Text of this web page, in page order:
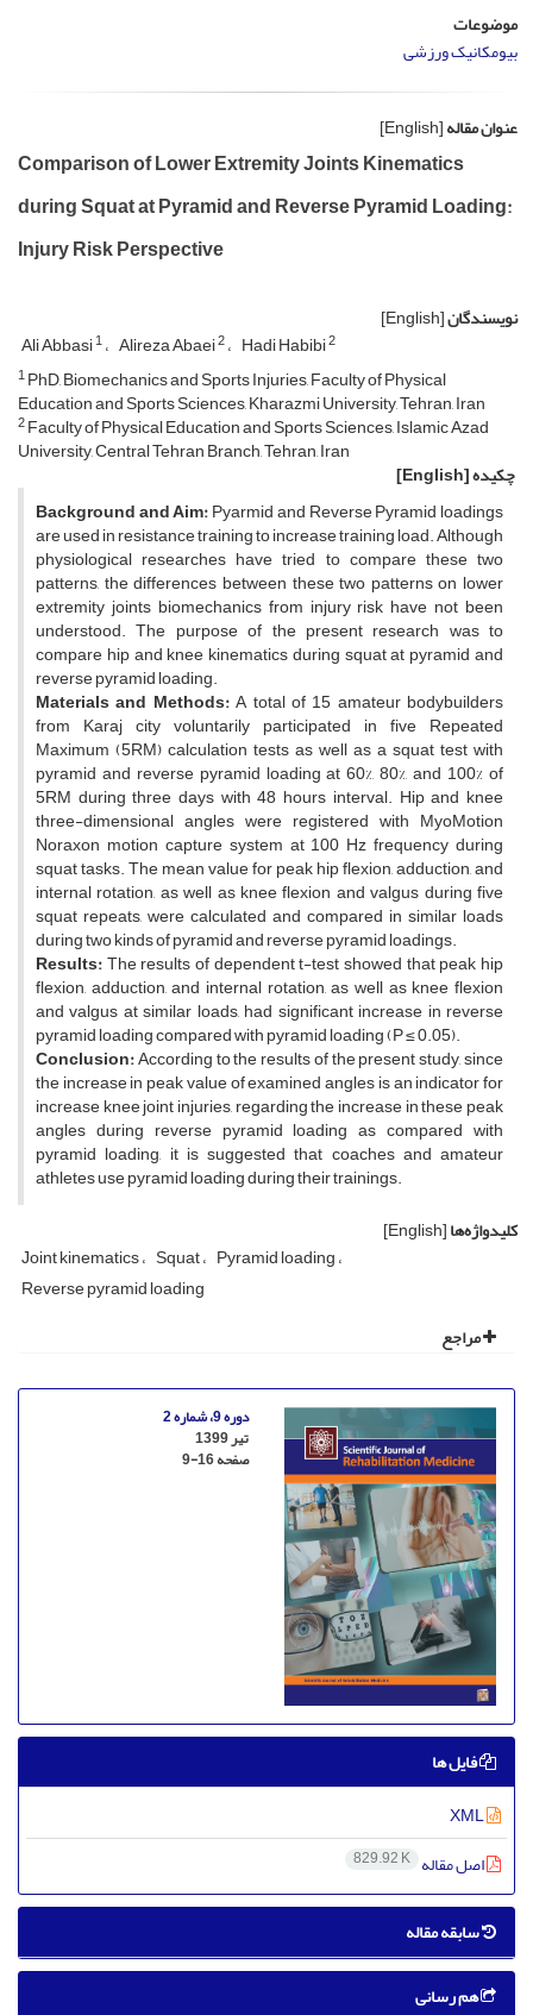
موضوعات
بیومکانیک ورزشی
عنوان مقاله[English]
Comparison of Lower Extremity Joints Kinematics
during Squat at Pyramid and Reverse Pyramid Loading:
Injury Risk Perspective
نویسندگان[English]
Ali Abbasi1 Alireza Abaei2 Hadi Habibi2
1PhD, Biomechanics and Sports Injuries, Faculty of Physical
Education and Sports Sciences, Kharazmi University, Tehran, Iran
2Faculty of Physical Education and Sports Sciences, Islamic Azad
University, Central Tehran Branch, Tehran, Iran
چکیده[English]
Background and Aim:Pyarmid and Reverse Pyramid loadings
are used in resistance training to increase training load. Although
physiological researches have tried to compare these two
patterns, the differences between these two patterns on lower
extremity joints biomechanics from injury risk have not been
understood. The purpose of the present research was to
compare hip and knee kinematics during squat at pyramid and
reverse pyramid loading.
Materials and Methods:A total of 15 amateur bodybuilders
from Karaj city voluntarily participated in five Repeated
Maximum (5RM) calculation tests as well as a squat test with
pyramid and reverse pyramid loading at 60%, 80%, and 100% of
5RM during three days with 48 hours interval. Hip and knee
three-dimensional angles were registered with MyoMotion
Noraxon motion capture system at 100 Hz frequency during
squat tasks. The mean value for peak hip flexion, adduction, and
internal rotation, as well as knee flexion and valgus during five
squat repeats, were calculated and compared in similar loads
during two kinds of pyramid and reverse pyramid loadings.
Results:The results of dependent t-test showed that peak hip
flexion, adduction, and internal rotation, as well as knee flexion
and valgus at similar loads, had significant increase in reverse
pyramid loading compared with pyramid loading (P ≤ 0.05).
Conclusion:According to the results of the present study, since
the increase in peak value of examined angles is an indicator for
increase knee joint injuries, regarding the increase in these peak
angles during reverse pyramid loading as compared with
pyramid loading, it is suggested that coaches and amateur
athletes use pyramid loading during their trainings.
کلیدواژه‌ها[English]
Joint kinematics Squat Pyramid loading
Reverse pyramid loading
مراجع
دوره 9، شماره 2
تیر 1399
صفحه9-16
فایل ها
اصل مقاله 829.92 K
سابقه مقاله
هم رسانی